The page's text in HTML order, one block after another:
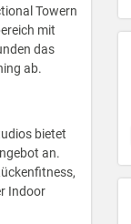
Towern
mit
das
ab.
bietet
an.
Indoor